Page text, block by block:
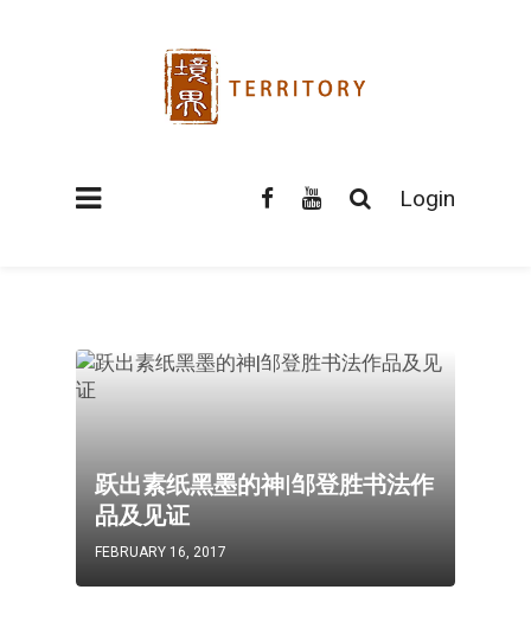
Login
跃出素纸黑墨的神|邹登胜书法作
品及见证
FEBRUARY 16, 2017